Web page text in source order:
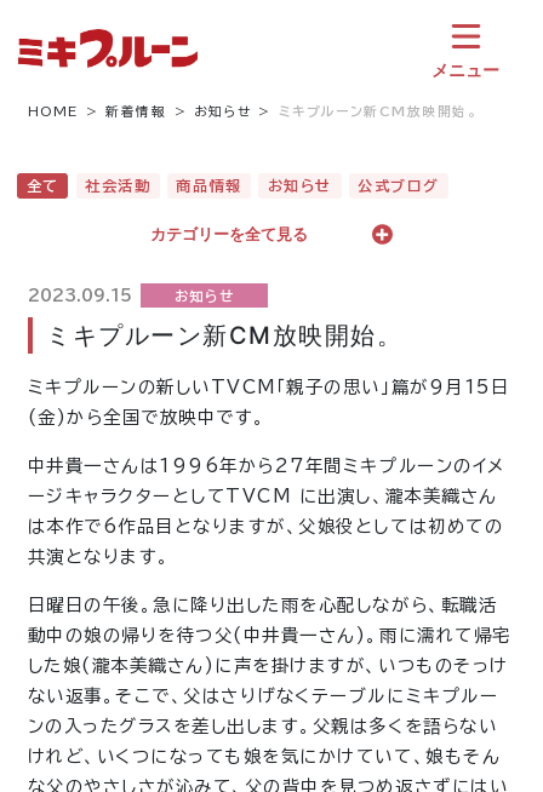
メニュー
HOME 新着情報 お知らせ ミキプルーン新CM放映開始。
全て 社会活動 商品情報 お知らせ 公式ブログ
カテゴリーを全て見る
2023.09.15 お知らせ
ミキプルーン新CM放映開始。
ミキプルーンの新しいTVCM「親子の思い」篇が9月15日
(金)から全国で放映中です。
中井貴一さんは1996年から27年間ミキプルーンのイメ
ージキャラクターとしてTVCM に出演し、瀧本美織さん
は本作で6作品目となりますが、父娘役としては初めての
共演となります。
日曜日の午後。急に降り出した雨を心配しながら、転職活
動中の娘の帰りを待つ父(中井貴一さん)。雨に濡れて帰宅
した娘(瀧本美織さん)に声を掛けますが、いつものそっけ
ない返事。そこで、父はさりげなくテーブルにミキプルー
ンの入ったグラスを差し出します。父親は多くを語らない
けれど、いくつになっても娘を気にかけていて、娘もそん
な父のやさしさが沁みて、父の背中を見つめ返さずにはい